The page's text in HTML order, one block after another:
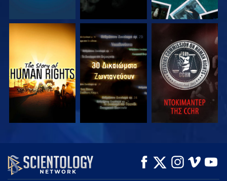
ΠΑΡΑΚΟΛΟΥΘΗΣΤΕ ΠΑΡΑΚΟΛΟΥΘΗΣΤΕ ΠΑΡΑΚΟΛΟΥΘΗΣΤΕ
ΠΑΡΑΚΟΛΟΥΘΗΣΤΕ ΠΑΡΑΚΟΛΟΥΘΗΣΤΕ
ΕΞΕΡΕΥΝΗΣΤΕ ΤΗ
ΣΕΙΡΑ